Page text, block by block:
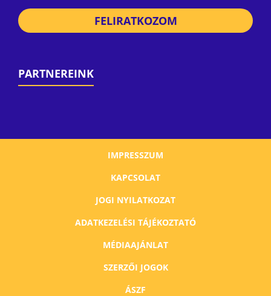
FELIRATKOZOM
PARTNEREINK
IMPRESSZUM
KAPCSOLAT
JOGI NYILATKOZAT
ADATKEZELÉSI TÁJÉKOZTATÓ
MÉDIAAJÁNLAT
SZERZŐI JOGOK
ÁSZF